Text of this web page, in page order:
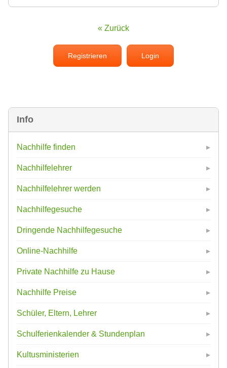
Info
Nachhilfe finden
Nachhilfelehrer
Nachhilfelehrer werden
Nachhilfegesuche
Dringende Nachhilfegesuche
Online-Nachhilfe
Private Nachhilfe zu Hause
Nachhilfe Preise
Schüler, Eltern, Lehrer
Schulferienkalender & Stundenplan
Kultusministerien
« Zurück
Registrieren Login